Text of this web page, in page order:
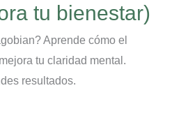
tu bienestar)
Aprende cómo el
tu claridad mental.
resultados.